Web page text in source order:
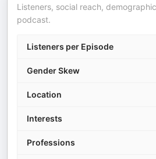
Listeners, social reach,
podcast.
Listeners per Episode
Gender Skew
Location
Interests
Professions